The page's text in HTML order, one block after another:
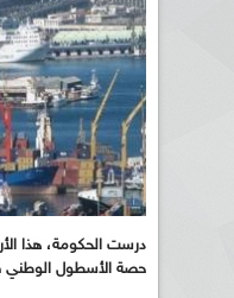
درست الحكومة، هذا
حصة الأسطول الوطني